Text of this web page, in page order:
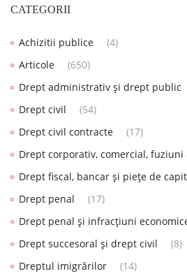
CATEGORII
Achizitii publice
(4)
Articole
(650)
Drept administrativ și drept public
Drept civil
(54)
Drept civil contracte
(17)
Drept corporativ, comercial, fuziuni
Drept fiscal, bancar și piețe de
Drept penal
(17)
Drept penal și infracțiuni
Drept succesoral și drept civil
(8)
Dreptul imigrărilor
(14)